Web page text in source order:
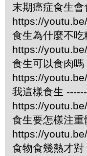
末期癌症食生
https://
食生為什麼不
https://
食生可以食肉
https://
我這樣食生
https://
食生要怎樣注
https://
食物食幾熱才